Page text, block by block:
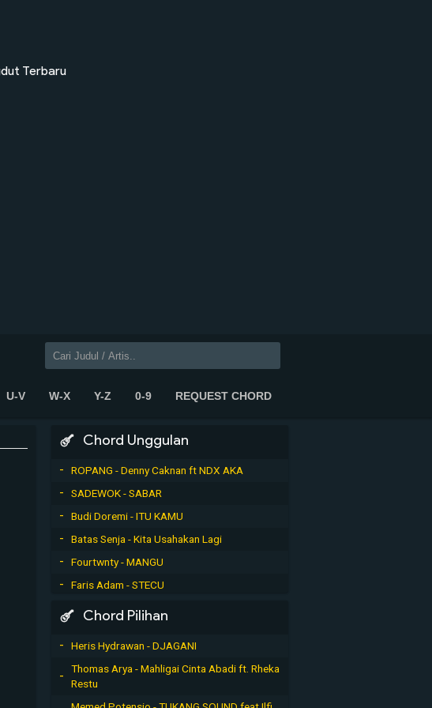
Terbaru
U-V W-X Y-Z 0-9 REQUEST CHORD
Chord Unggulan
ROPANG - Denny Caknan ft NDX AKA
SADEWOK - SABAR
Budi Doremi - ITU KAMU
Batas Senja - Kita Usahakan Lagi
Fourtwnty - MANGU
Faris Adam - STECU
Chord Pilihan
Heris Hydrawan - DJAGANI
Thomas Arya - Mahligai Cinta Abadi ft. Rheka
Restu